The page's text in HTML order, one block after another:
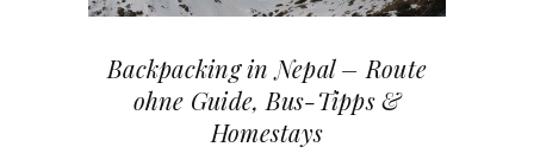
Backpacking in Nepal – Route
ohne Guide, Bus-Tipps &
Homestays